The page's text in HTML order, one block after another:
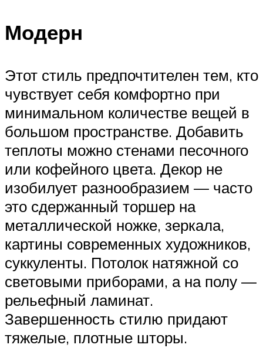
Модерн
Этот стиль предпочтителен тем, кто
чувствует себя комфортно при
минимальном количестве вещей в
большом пространстве. Добавить
теплоты можно стенами песочного
или кофейного цвета. Декор не
изобилует разнообразием — часто
это сдержанный торшер на
металлической ножке, зеркала,
картины современных художников,
суккуленты. Потолок натяжной со
световыми приборами, а на полу —
рельефный ламинат.
Завершенность стилю придают
тяжелые, плотные шторы.